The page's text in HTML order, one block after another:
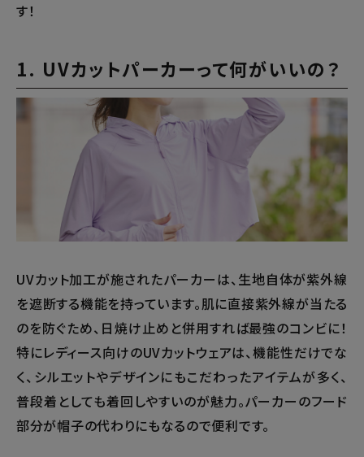
す！
1. UVカットパーカーって何がいいの？
UVカット加工が施されたパーカーは、生地自体が紫外線
を遮断する機能を持っています。肌に直接紫外線が当たる
のを防ぐため、日焼け止めと併用すれば最強のコンビに！
特にレディース向けのUVカットウェアは、機能性だけでな
く、シルエットやデザインにもこだわったアイテムが多く、
普段着としても着回しやすいのが魅力。パーカーのフード
部分が帽子の代わりにもなるので便利です。